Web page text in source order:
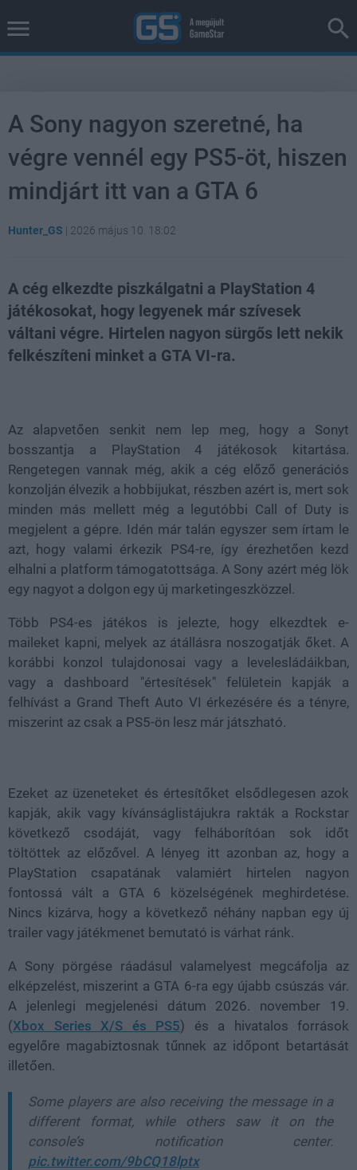
A Sony nagyon szeretné, ha
végre vennél egy PS5-öt, hiszen
mindjárt itt van a GTA 6
Hunter_GS | 2026 május 10. 18:02
A cég elkezdte piszkálgatni a PlayStation 4
játékosokat, hogy legyenek már szívesek
váltani végre. Hirtelen nagyon sürgős lett nekik
felkészíteni minket a GTA VI-ra.
Az alapvetően senkit nem lep meg, hogy a Sonyt
bosszantja a PlayStation 4 játékosok kitartása.
Rengetegen vannak még, akik a cég előző generációs
konzolján élvezik a hobbijukat, részben azért is, mert sok
minden más mellett még a legutóbbi Call of Duty is
megjelent a gépre. Idén már talán egyszer sem írtam le
azt, hogy valami érkezik PS4-re, így érezhetően kezd
elhalni a platform támogatottsága. A Sony azért még lök
egy nagyot a dolgon egy új marketingeszközzel.
Több PS4-es játékos is jelezte, hogy elkezdtek e-
maileket kapni, melyek az átállásra noszogatják őket. A
korábbi konzol tulajdonosai vagy a levelesládáikban,
vagy a dashboard "értesítések" felületein kapják a
felhívást a Grand Theft Auto VI érkezésére és a tényre,
miszerint az csak a PS5-ön lesz már játszható.
Ezeket az üzeneteket és értesítőket elsődlegesen azok
kapják, akik vagy kívánságlistájukra rakták a Rockstar
következő csodáját, vagy felháborítóan sok időt
töltöttek az előzővel. A lényeg itt azonban az, hogy a
PlayStation csapatának valamiért hirtelen nagyon
fontossá vált a GTA 6 közelségének meghirdetése.
Nincs kizárva, hogy a következő néhány napban egy új
trailer vagy játékmenet bemutató is várhat ránk.
A Sony pörgése ráadásul valamelyest megcáfolja az
elképzelést, miszerint a GTA 6-ra egy újabb csúszás vár.
A jelenlegi megjelenési dátum 2026. november 19.
(Xbox Series X/S és PS5) és a hivatalos források
egyelőre magabiztosnak tűnnek az időpont betartását
illetően.
Some players are also receiving the message in a
different format, while others saw it on the
console’s notification center.
pic.twitter.com/9bCQ18lptx